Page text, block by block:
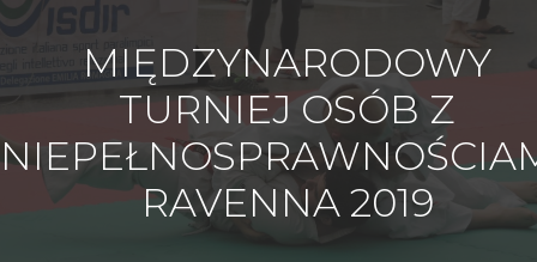
MIĘDZYNARODOWY
TURNIEJ OSÓB Z
RAVENNA 2019